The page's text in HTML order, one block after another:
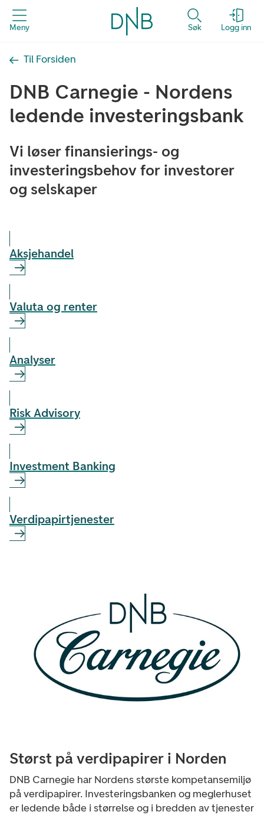
Meny Søk Logg inn
Til Forsiden
DNB Carnegie - Nordens
ledende investeringsbank
Vi løser finansierings- og
investeringsbehov for investorer
og selskaper
Aksjehandel
Valuta og renter
Analyser
Risk Advisory
Investment Banking
Verdipapir­tjenester
Størst på verdipapirer i Norden
DNB Carnegie har Nordens største kompetansemiljø
på verdipapirer. Investeringsbanken og meglerhuset
er ledende både i størrelse og i bredden av tjenester